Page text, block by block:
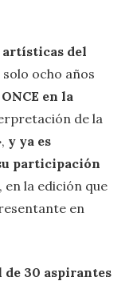
artísticas del
solo ocho años
en la
de la
, y ya es
participación
, en la edición que
en
30 aspirantes